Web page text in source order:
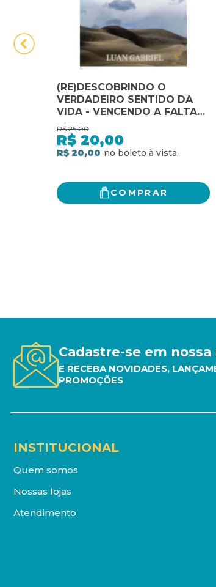
(RE)DESCOBRINDO O
VERDADEIRO SENTIDO DA
VIDA - VENCENDO A FALTA
DE SENTIDO PARA VIVER
R$ 25,00
R$ 20,00
R$ 20,00
COMPRAR
Cadastre-se em
E RECEBA NOVIDADES,
PROMOÇÕES
INSTITUCIONAL
Quem somos
Nossas lojas
Atendimento